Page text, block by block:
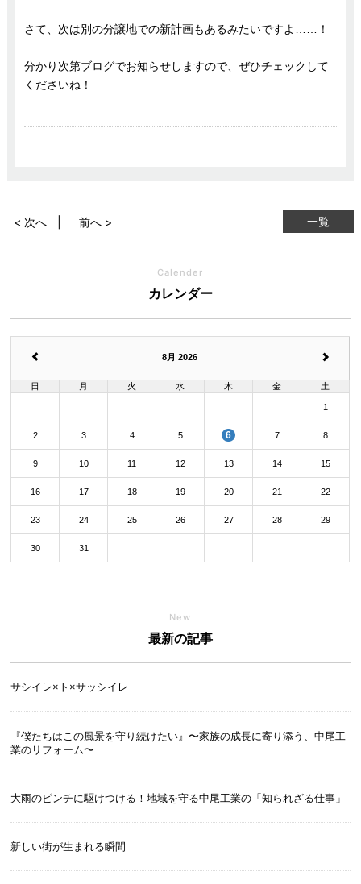
さて、次は別の分譲地での新計画もあるみたいですよ……！
分かり次第ブログでお知らせしますので、ぜひチェックして
くださいね！
一覧
< 次へ 前へ >
Calender
カレンダー
8月 2026
日 月 火 水 木 金 土
1
2 3 4 5 6 7 8
9 10 11 12 13 14 15
16 17 18 19 20 21 22
23 24 25 26 27 28 29
30 31
New
最新の記事
サシイレ×ト×サッシイレ
『僕たちはこの風景を守り続けたい』〜家族の成長に寄り添う、中尾工
業のリフォーム〜
大雨のピンチに駆けつける！地域を守る中尾工業の「知られざる仕事」
新しい街が生まれる瞬間